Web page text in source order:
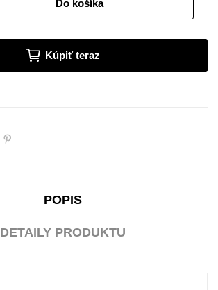
Do košíka
Kúpiť teraz
POPIS
DETAILY PRODUKTU